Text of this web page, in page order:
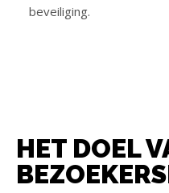
beveiliging.
HET DOEL